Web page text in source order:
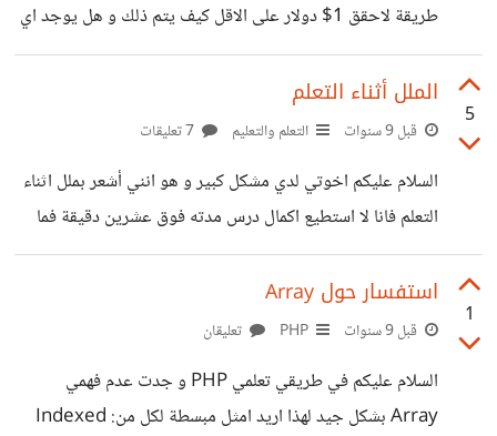
طريقة لاحقق 1$ دولار على الاقل كيف يتم ذلك و هل يوجد اي
مواقع لفعل ذلك
5
الملل أثناء التعلم
قبل 9 سنوات التعلم والتعليم
السلام عليكم اخوتي لدي مشكل كبير و هو انني أشعر بملل اثناء
التعلم فانا لا استطيع اكمال درس مدته فوق عشرين دقيقة فما
هو الحل في ذلك فانا حاليا اتعلم php و استغرقت اسبوع لأنهي
دقائق و كل يوم اشاهد جزء هل هذا امر عادي ام هناك خطب ما
1
استفسار حول Array
قبل 9 سنوات تعليقان
السلام عليكم في طريقي تعلمي PHP و جدت عدم فهمي
Array بشكل جيد لهذا اريد امثل مبسطة لكل من: Indexed